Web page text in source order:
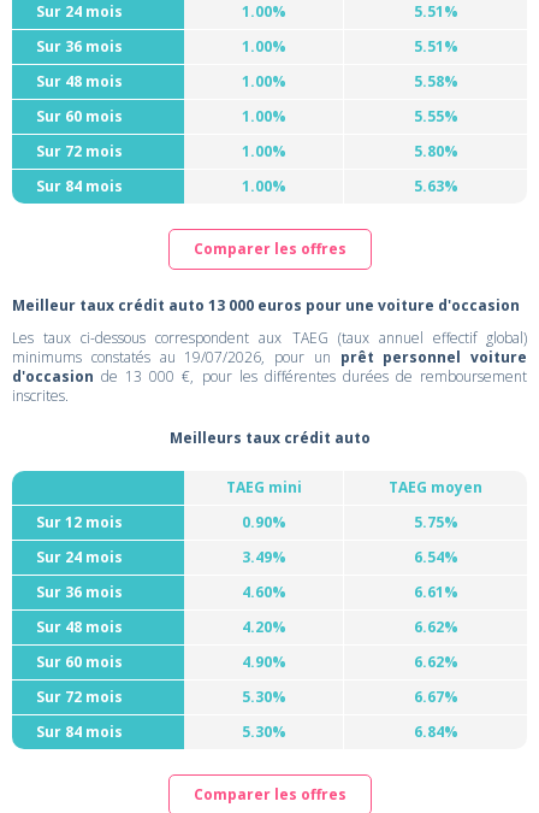
Sur 24 mois
1.00%
5.51%
Sur 36 mois
1.00%
5.51%
Sur 48 mois
1.00%
5.58%
Sur 60 mois
1.00%
5.55%
Sur 72 mois
1.00%
5.80%
Sur 84 mois
1.00% 5.63%
Comparer les offres
Meilleur taux crédit auto 13 000 euros pour une voiture d'occasion
Les taux ci-dessous correspondent aux TAEG (taux annuel effectif global)
minimums constatés au 19/07/2026, pour un prêt personnel voiture
d'occasion de 13 000 €, pour les différentes durées de remboursement
inscrites.
Meilleurs taux crédit auto
TAEG mini
TAEG moyen
Sur 12 mois
0.90%
5.75%
Sur 24 mois
3.49%
6.54%
Sur 36 mois
4.60%
6.61%
Sur 48 mois
4.20%
6.62%
Sur 60 mois
4.90%
6.62%
Sur 72 mois
5.30%
6.67%
Sur 84 mois
5.30% 6.84%
Comparer les offres